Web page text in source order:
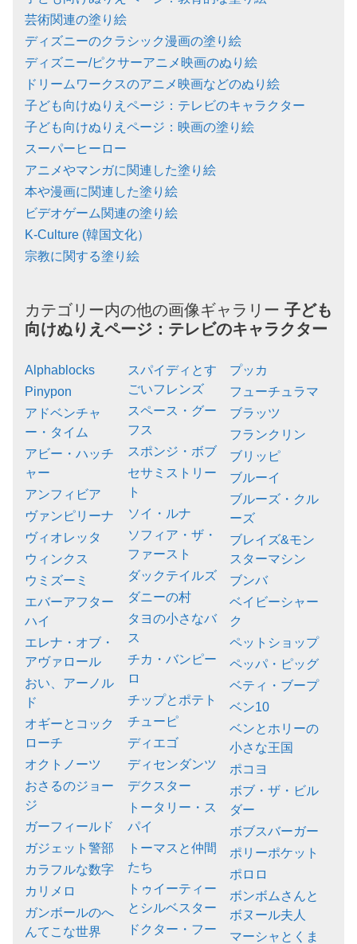
芸術関連の塗り絵
ディズニーのクラシック漫画の塗り絵
ディズニー/ピクサーアニメ映画のぬり絵
ドリームワークスのアニメ映画などのぬり絵
子ども向けぬりえページ：テレビのキャラクター
子ども向けぬりえページ：映画の塗り絵
スーパーヒーロー
アニメやマンガに関連した塗り絵
本や漫画に関連した塗り絵
ビデオゲーム関連の塗り絵
K-Culture (韓国文化）
宗教に関する塗り絵
カテゴリー内の他の画像ギャラリー 子ども
向けぬりえページ： テレビのキャラクター
Alphablocks
Pinypon
アドベンチャ
ー・タイム
アビー・ハッチ
ャー
アンフィビア
ヴァンピリーナ
ヴィオレッタ
ウィンクス
ウミズーミ
エバーアフター
ハイ
エレナ・オブ・
アヴァロール
おい、アーノル
ド
オギーとコック
ローチ
オクトノーツ
おさるのジョー
ジ
ガーフィールド
ガジェット警部
カラフルな数字
カリメロ
ガンボールのへ
んてこな世界
スパイディとす
ごいフレンズ
スペース・グー
フス
スポンジ・ボブ
セサミストリー
ト
ソイ・ルナ
ソフィア・ザ・
ファースト
ダックテイルズ
ダニーの村
タヨの小さなバ
ス
チカ・バンピー
ロ
チップとポテト
チューピ
ディエゴ
ディセンダンツ
デクスター
トータリー・ス
パイ
トーマスと仲間
たち
トゥイーティー
とシルベスター
ドクター・フー
プッカ
フューチュラマ
ブラッツ
フランクリン
ブリッピ
ブルーイ
ブルーズ・クル
ーズ
ブレイズ&モン
スターマシン
ブンバ
ベイビーシャー
ク
ペットショップ
ペッパ・ピッグ
ベティ・ブープ
ベン10
ベンとホリーの
小さな王国
ポコヨ
ボブ・ザ・ビル
ダー
ボブスバーガー
ポリーポケット
ポロロ
ボンボムさんと
ボヌール夫人
マーシャとくま